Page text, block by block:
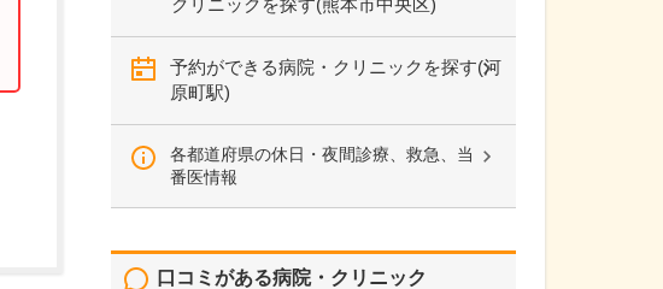
クリニックを探す(熊本市中央区)
予約ができる病院・クリニックを探す(河
原町駅)
各都道府県の休日・夜間診療、救急、当
番医情報
口コミがある病院・クリニック